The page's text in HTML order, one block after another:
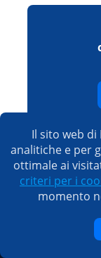
Il sito web di
analitiche e per
ottimale ai
criteri per i
momento